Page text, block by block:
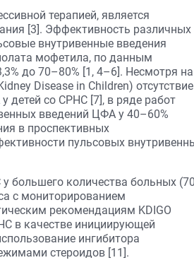
терапией, является
[3]. Эффективность различных
внутривенные введения
мофетила, по данным
до 70–80% [1, 4–6]. Несмотря на
Disease in Children) отсутствие
детей со СРНС [7], в ряде работ
введений ЦФА у 40–60%
в проспективных
пульсовых
большего количества больных
с мониторированием
рекомендациям KDIGO
в качестве инициирующей
ингибитора
стероидов [11].